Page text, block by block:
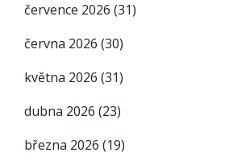
července 2026 (31)
června 2026 (30)
května 2026 (31)
dubna 2026 (23)
března 2026 (19)